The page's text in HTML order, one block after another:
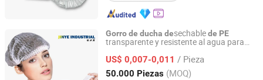
Gorrode ducha desechablede PE
transparente y resistente al agua para
formaderaya
US$ 0,007-0,011 / Pieza
50.000 Piezas (MOQ)
Anhui Jinye Industrial Co., Ltd.
Anhui, China Desde 2020